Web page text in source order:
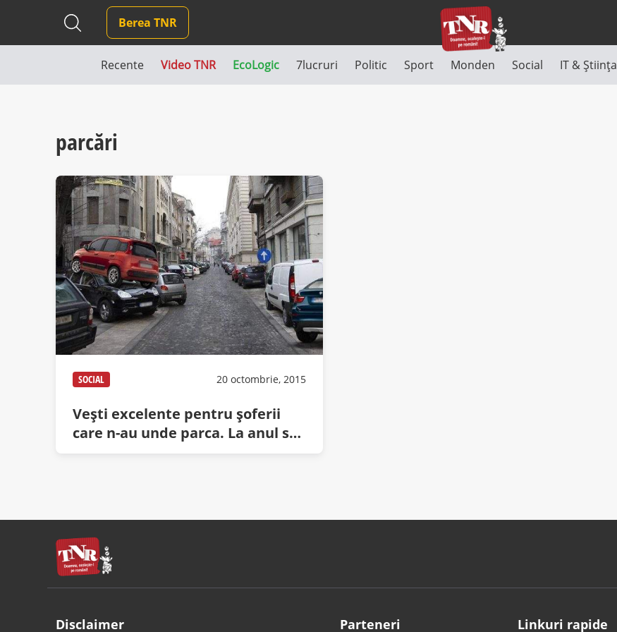
Berea TNR
Recente Video TNR EcoLogic 7lucruri Politic Sport Monden Social IT & Știința
parcări
SOCIAL 20 octombrie, 2015
Veşti excelente pentru şoferii
care n-au unde parca. La anul se
construiesc 10 km de trotuare
Disclaimer Parteneri Linkuri rapide